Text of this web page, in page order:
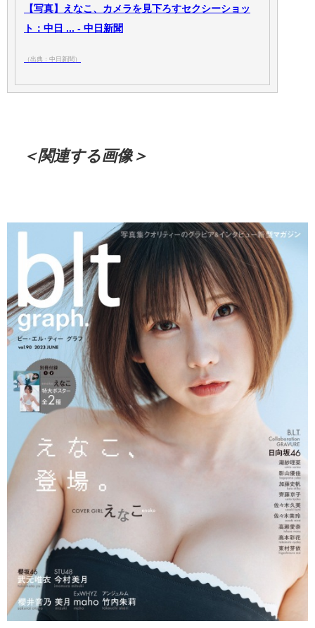
【写真】えなこ、カメラを見下ろすセクシーショッ
ト：中日 ... - 中日新聞
（出典：中日新聞）
＜関連する画像＞